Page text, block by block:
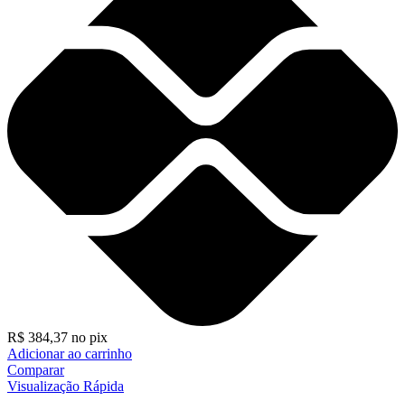
R$ 384,37 no pix
Adicionar ao carrinho
Comparar
Visualização Rápida